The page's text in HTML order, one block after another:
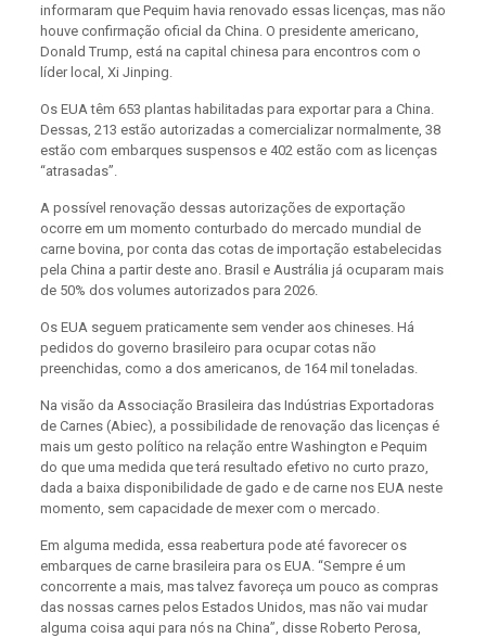
informaram que Pequim havia renovado essas licenças, mas não
houve confirmação oficial da China. O presidente americano,
Donald Trump, está na capital chinesa para encontros com o
líder local, Xi Jinping.
Os EUA têm 653 plantas habilitadas para exportar para a China.
Dessas, 213 estão autorizadas a comercializar normalmente, 38
estão com embarques suspensos e 402 estão com as licenças
“atrasadas”.
A possível renovação dessas autorizações de exportação
ocorre em um momento conturbado do mercado mundial de
carne bovina, por conta das cotas de importação estabelecidas
pela China a partir deste ano. Brasil e Austrália já ocuparam mais
de 50% dos volumes autorizados para 2026.
Os EUA seguem praticamente sem vender aos chineses. Há
pedidos do governo brasileiro para ocupar cotas não
preenchidas, como a dos americanos, de 164 mil toneladas.
Na visão da Associação Brasileira das Indústrias Exportadoras
de Carnes (Abiec), a possibilidade de renovação das licenças é
mais um gesto político na relação entre Washington e Pequim
do que uma medida que terá resultado efetivo no curto prazo,
dada a baixa disponibilidade de gado e de carne nos EUA neste
momento, sem capacidade de mexer com o mercado.
Em alguma medida, essa reabertura pode até favorecer os
embarques de carne brasileira para os EUA. “Sempre é um
concorrente a mais, mas talvez favoreça um pouco as compras
das nossas carnes pelos Estados Unidos, mas não vai mudar
alguma coisa aqui para nós na China”, disse Roberto Perosa,